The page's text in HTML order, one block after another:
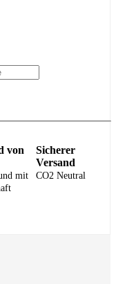
von
mit
Sicherer
Versand
CO2 Neutral